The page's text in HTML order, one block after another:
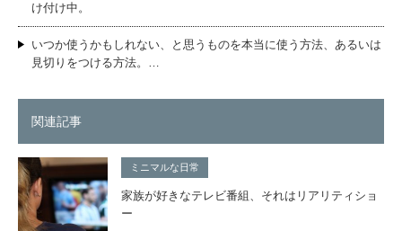
け付け中。
いつか使うかもしれない、と思うものを本当に使う方法、あるいは
見切りをつける方法。…
関連記事
ミニマルな日常
家族が好きなテレビ番組、それはリアリティショ
ー